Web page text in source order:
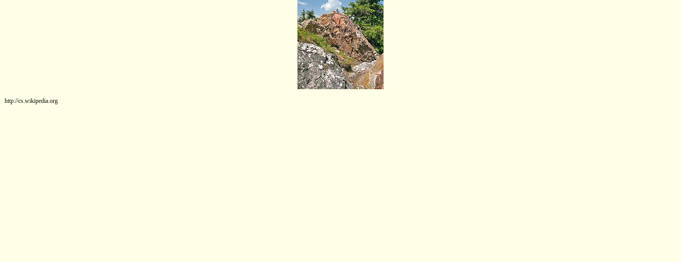
http://cs.wikipedia.org